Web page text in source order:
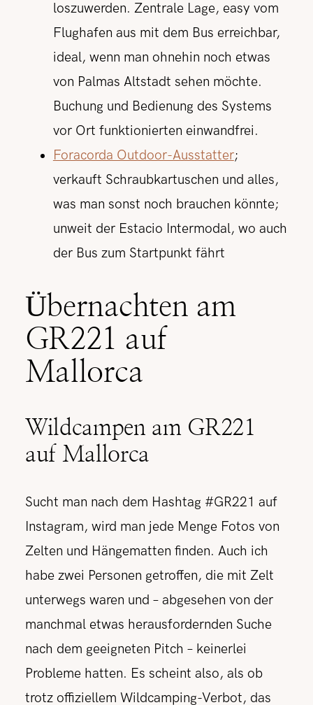
loszuwerden. Zentrale Lage, easy vom
Flughafen aus mit dem Bus erreichbar,
ideal, wenn man ohnehin noch etwas
von Palmas Altstadt sehen möchte.
Buchung und Bedienung des Systems
vor Ort funktionierten einwandfrei.
Foracorda Outdoor-Ausstatter;
verkauft Schraubkartuschen und alles,
was man sonst noch brauchen könnte;
unweit der Estacio Intermodal, wo auch
der Bus zum Startpunkt fährt
Übernachten am
GR221 auf
Mallorca
Wildcampen am GR221
auf Mallorca
Sucht man nach dem Hashtag #GR221 auf
Instagram, wird man jede Menge Fotos von
Zelten und Hängematten finden. Auch ich
habe zwei Personen getroffen, die mit Zelt
unterwegs waren und – abgesehen von der
manchmal etwas herausfordernden Suche
nach dem geeigneten Pitch – keinerlei
Probleme hatten. Es scheint also, als ob
trotz offiziellem Wildcamping-Verbot, das